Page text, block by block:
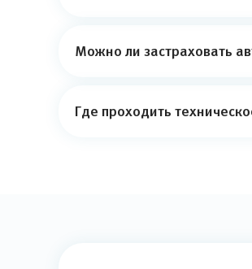
Можно ли застраховать
Где проходить